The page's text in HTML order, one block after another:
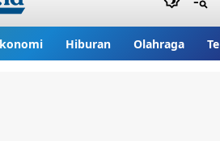
Hiburan Olahraga